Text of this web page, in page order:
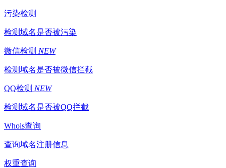
污染检测
检测域名是否被污染
微信检测 NEW
检测域名是否被微信拦截
QQ检测 NEW
检测域名是否被QQ拦截
Whois查询
查询域名注册信息
权重查询